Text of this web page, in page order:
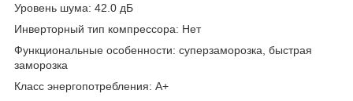
Уровень шума: 42.0 дБ
Инверторный тип компрессора: Нет
Функциональные особенности: суперзаморозка, быстрая
заморозка
Класс энергопотребления: A+